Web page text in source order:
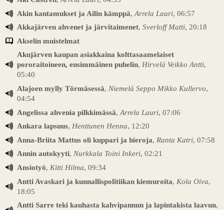
Akin kantamukset ja Ailin kämppä, Arrela Lauri, 06:57
Akkajärven ahvenet ja järvitaimenet, Sverloff Matti, 20:18
Akselin muistelmat
Akujärven kaupan asiakkaina kolttasaamelaiset
pororaitoineen, ensimmäinen puhelin, Hirvelä Veikko Antti,
05:40
Alajoen mylly Törmäsessä, Niemelä Seppo Mikko Kullervo,
04:54
Angelissa ahvenia pilkkimässä, Arrela Lauri, 07:06
Ankara lapsuus, Henttunen Henna, 12:20
Anna-Briita Mattus oli kuppari ja hieroja, Ranta Katri, 07:58
Annin autokyyti, Nurkkala Toini Inkeri, 02:21
Ansiotyö, Kitti Hilma, 09:34
Antti Avaskari ja kunnallispolitiikan kiemuroita, Kola Oiva,
18:05
Antti Sarre teki kauhasta kahvipannun ja lapintakista laavun,